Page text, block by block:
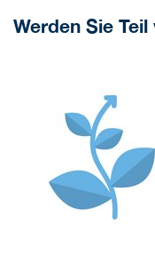
Werden Sie